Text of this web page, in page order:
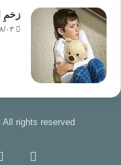
زخمِ
۰۴/
rights reserved